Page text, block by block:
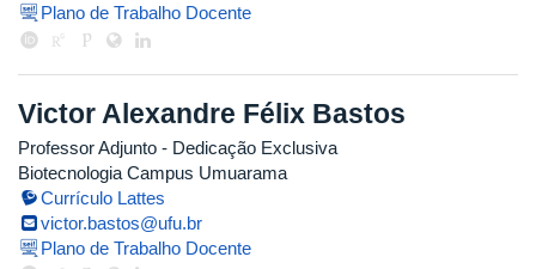
Plano de Trabalho Docente
Victor Alexandre Félix Bastos
Professor Adjunto - Dedicação Exclusiva
Biotecnologia Campus Umuarama
Currículo Lattes
victor.bastos@ufu.br
Plano de Trabalho Docente